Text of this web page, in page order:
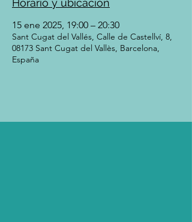
Horario y ubicación
15 ene 2025, 19:00 – 20:30
Sant Cugat del Vallés, Calle de Castellví, 8,
08173 Sant Cugat del Vallès, Barcelona,
España